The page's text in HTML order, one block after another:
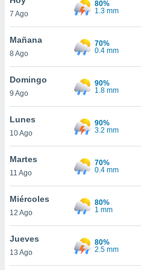
y
en
más
de
7 Ago
80%
1.3 mm
Mañana
8 Ago
70%
0.4 mm
Domingo
9 Ago
90%
1.8 mm
Lunes
10 Ago
90%
3.2 mm
Martes
11 Ago
70%
0.4 mm
Miércoles
12 Ago
80%
1 mm
Jueves
13 Ago
80%
2.5 mm